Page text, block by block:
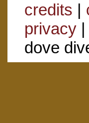
credits |
privacy|
dove